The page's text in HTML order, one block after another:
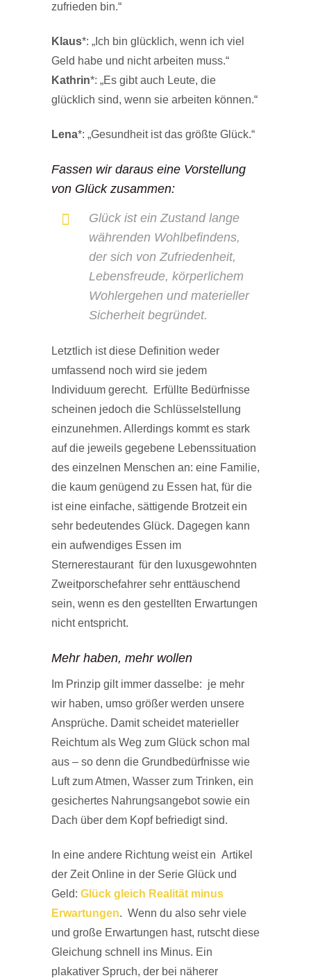
zufrieden bin.“
Klaus*: „Ich bin glücklich, wenn ich viel
Geld habe und nicht arbeiten muss.“
Kathrin*: „Es gibt auch Leute, die
glücklich sind, wenn sie arbeiten können.“
Lena*: „Gesundheit ist das größte Glück.“
Fassen wir daraus eine Vorstellung
von Glück zusammen:
Glück ist ein Zustand lange
währenden Wohlbefindens,
der sich von Zufriedenheit,
Lebensfreude, körperlichem
Wohlergehen und materieller
Sicherheit begründet.
Letztlich ist diese Definition weder
umfassend noch wird sie jedem
Individuum gerecht. Erfüllte Bedürfnisse
scheinen jedoch die Schlüsselstellung
einzunehmen. Allerdings kommt es stark
auf die jeweils gegebene Lebenssituation
des einzelnen Menschen an: eine Familie,
die kaum genügend zu Essen hat, für die
ist eine einfache, sättigende Brotzeit ein
sehr bedeutendes Glück. Dagegen kann
ein aufwendiges Essen im
Sternerestaurant für den luxusgewohnten
Zweitporschefahrer sehr enttäuschend
sein, wenn es den gestellten Erwartungen
nicht entspricht.
Mehr haben, mehr wollen
Im Prinzip gilt immer dasselbe: je mehr
wir haben, umso größer werden unsere
Ansprüche. Damit scheidet materieller
Reichtum als Weg zum Glück schon mal
aus – so denn die Grundbedürfnisse wie
Luft zum Atmen, Wasser zum Trinken, ein
gesichertes Nahrungsangebot sowie ein
Dach über dem Kopf befriedigt sind.
In eine andere Richtung weist ein Artikel
der Zeit Online in der Serie Glück und
Geld: Glück gleich Realität minus
Erwartungen. Wenn du also sehr viele
und große Erwartungen hast, rutscht diese
Gleichung schnell ins Minus. Ein
plakativer Spruch, der bei näherer